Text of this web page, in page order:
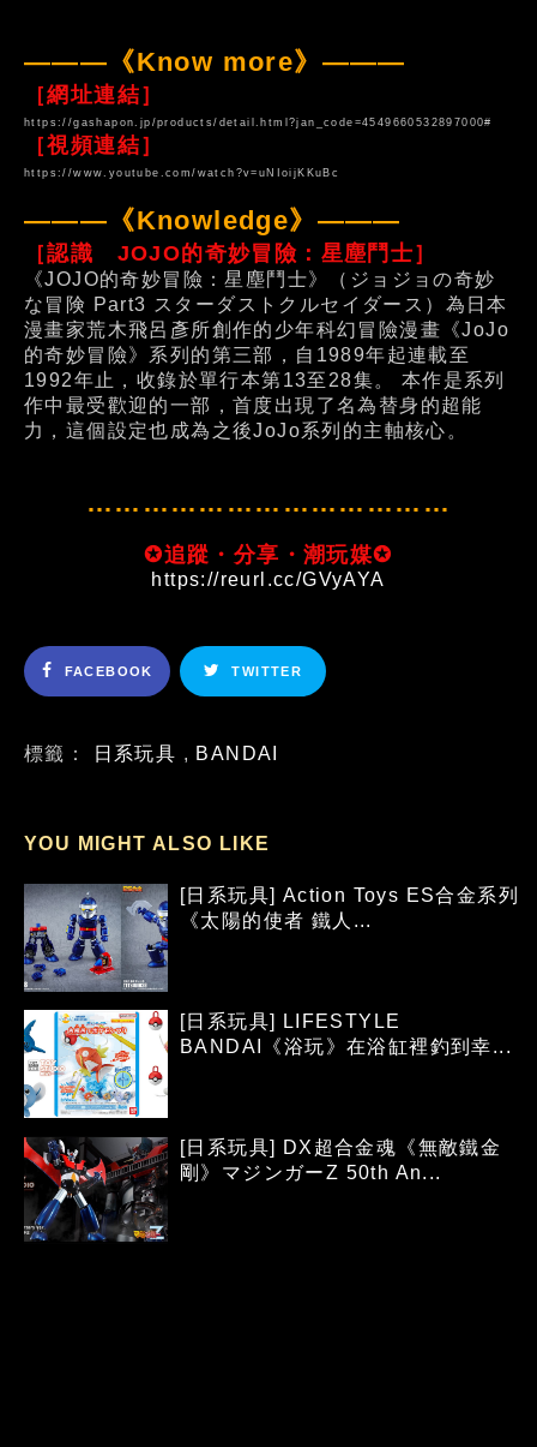
———《Know more》———
［網址連結］
https://gashapon.jp/products/detail.html?jan_code=4549660532897000#
［視頻連結］
https://www.youtube.com/watch?v=uNIoijKKuBc
———《Knowledge》———
［認識 JOJO的奇妙冒險：星塵鬥士］
《JOJO的奇妙冒險：星塵鬥士》（ジョジョの奇妙
な冒険 Part3 スターダストクルセイダース）為日本
漫畫家荒木飛呂彥所創作的少年科幻冒險漫畫《JoJo
的奇妙冒險》系列的第三部，自1989年起連載至
1992年止，收錄於單行本第13至28集。 本作是系列
作中最受歡迎的一部，首度出現了名為替身的超能
力，這個設定也成為之後JoJo系列的主軸核心。
…………………………………
✪追蹤・分享・潮玩媒✪
https://reurl.cc/GVyAYA
FACEBOOK TWITTER
標籤： 日系玩具 , BANDAI
YOU MIGHT ALSO LIKE
[日系玩具] Action Toys ES合金系列
《太陽的使者 鐵人...
[日系玩具] LIFESTYLE
BANDAI《浴玩》在浴缸裡釣到幸...
[日系玩具] DX超合金魂《無敵鐵金
剛》マジンガーZ 50th An...